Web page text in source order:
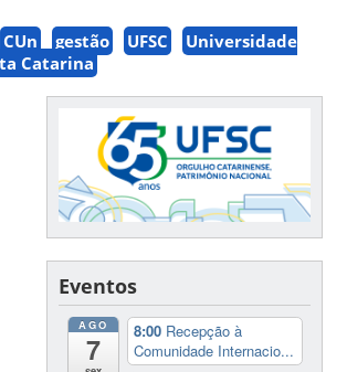
CUn gestão UFSC
Universidade
Catarina
Eventos
AGO
7
8:00 Recepção à
Comunidade Internacio...